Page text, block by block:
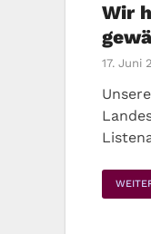
Wir
17. Juni